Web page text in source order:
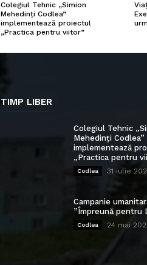
Colegiul Tehnic „Simion
Mehedinți Codlea”
implementează proiectul
„Practica pentru viitor”
TIMP LIBER
Colegiul Tehnic
Mehedinți Codlea”
implementează
„Practica pentru
Codlea 31 iulie
Campanie
”Împreună pentru
Codlea 24 mai